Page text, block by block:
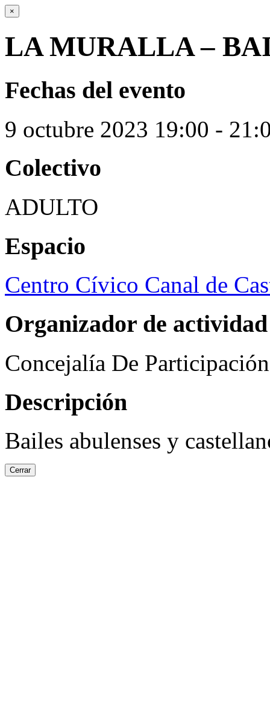
×
LA MURALLA –
Fechas del evento
9 octubre 2023 19:00 -
Colectivo
ADULTO
Espacio
Centro Cívico Canal de
Organizador de actividad
Concejalía De
Descripción
Bailes abulenses y
Cerrar